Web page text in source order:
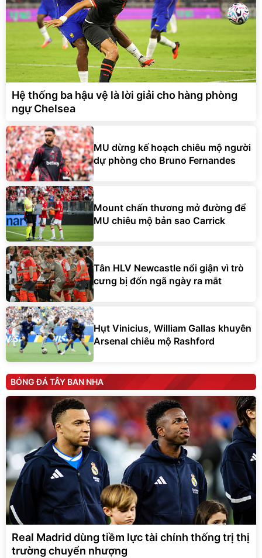
Hệ thống ba hậu vệ là lời giải cho hàng phòng
ngự Chelsea
MU dừng kế hoạch chiêu mộ người
dự phòng cho Bruno Fernandes
Mount chấn thương mở đường để
MU chiêu mộ bản sao Carrick
Tân HLV Newcastle nổi giận vì trò
cưng bị đốn ngã ngày ra mắt
Hụt Vinicius, William Gallas khuyên
Arsenal chiêu mộ Rashford
BÓNG ĐÁ TÂY BAN NHA
Real Madrid dùng tiềm lực tài chính thống trị thị
trường chuyển nhượng